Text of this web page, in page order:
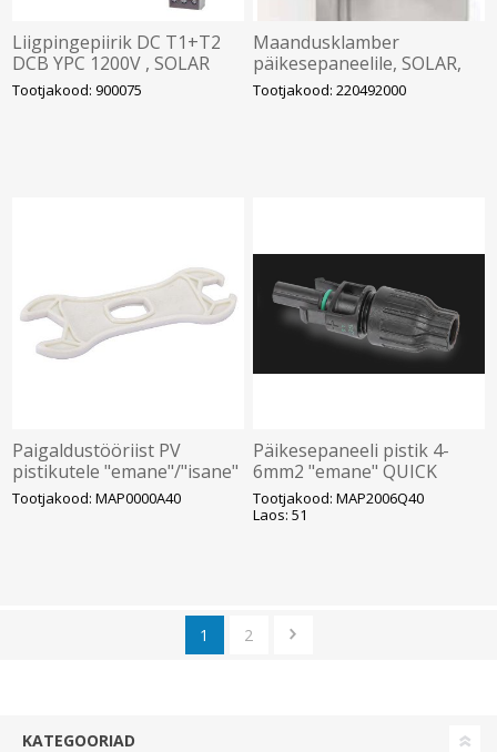
Liigpingepiirik DC T1+T2
DCB YPC 1200V , SOLAR
DEHN
Tootjakood: 900075
Maandusklamber
päikesepaneelile, SOLAR,
Rayvolt
Tootjakood: 220492000
Paigaldustööriist PV
pistikutele "emane"/"isane"
(paar), SOLAR
Tootjakood: MAP0000A40
Päikesepaneeli pistik 4-
6mm2 "emane" QUICK
ühendus,IP68, 1500VDC
(tööriistavaba ühendus) ,
Tootjakood: MAP2006Q40
Laos: 51
1 2
KATEGOORIAD